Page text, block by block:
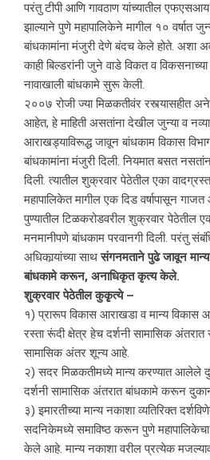
परंतु टीपी आणि गावठाण यांच्यातील
झाल्याने पुणे महापालिकेने मागील १० वर्षात
बांधकामांना मंजुरी देणे बंदच केले होते. अशा
काही बिल्डरांनी जुने वाडे विकत व
नावाखाली बांधकामे सुरू केली.
२००७ रोजी ज्या मिळकतीवंर रस्त्यासहीत
आहेत, हे माहिती असतांना देखील जुन्या व
आराखड्याविरूद्ध जावून बांधकाम विकास
बांधकामांना मंजुरी दिली. नियमात बसत
दिली. त्यातील शुक्रवार पेठेतील एका
महापालिकेत मागील एक दिड वर्षापासून
पुण्यातील टिळकरोडवरील शुक्रवार पेठेतील
मनमानीपणे बांधकाम परवानगी दिली. परंतु
अधिकार्‍यांच्या साथसंगनमताने पुढे जावून
बांधकामे करून, अनाधिकृत कृत्य केले.
शुक्रवार पेठेतील कुकृृत्ये –
१) प्रारूप विकास आराखडा व मान्य विकास
रस्ता रूंदी क्षेत्र हेच दर्शनी सामासिक
सामासिक अंतर शून्य आहे.
२) सदर मिळकतीमध्ये मान्य करण्यात आलेले
दर्शनी सामासिक अंतरात बांधकामे करून
३) इमारतीच्या मान्य नकाशा व्यतिरिक्त
सदनिकेमध्ये समाविष्ठ करून पुणे
केले आहे. मान्य नकाशा वरील प्रत्येक